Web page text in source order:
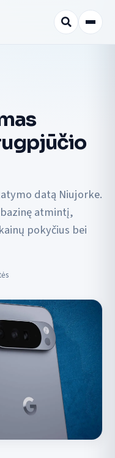
datą Niujorke.
atmintį,
pokyčius bei